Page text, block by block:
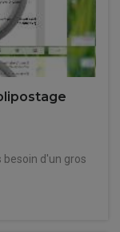
besoin d'un gros